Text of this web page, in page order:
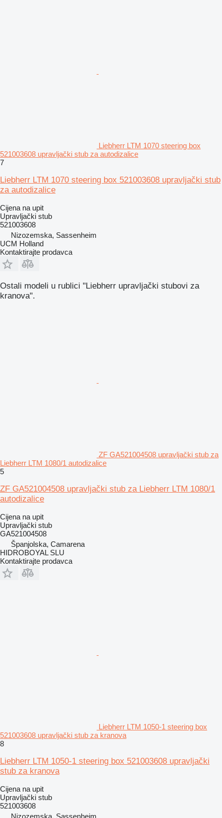
Liebherr LTM 1070 steering box
521003608 upravljački stub za autodizalice
7
Liebherr LTM 1070 steering box 521003608 upravljački stub
za autodizalice
Cijena na upit
Upravljački stub
521003608
Nizozemska, Sassenheim
UCM Holland
Kontaktirajte prodavca
Ostali modeli u rublici "Liebherr upravljački stubovi za
kranova".
ZF GA521004508 upravljački stub za
Liebherr LTM 1080/1 autodizalice
5
ZF GA521004508 upravljački stub za Liebherr LTM 1080/1
autodizalice
Cijena na upit
Upravljački stub
GA521004508
Španjolska, Camarena
HIDROBOYAL SLU
Kontaktirajte prodavca
Liebherr LTM 1050-1 steering box
521003608 upravljački stub za kranova
8
Liebherr LTM 1050-1 steering box 521003608 upravljački
stub za kranova
Cijena na upit
Upravljački stub
521003608
Nizozemska, Sassenheim